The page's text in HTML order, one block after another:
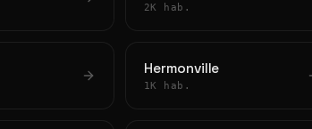
2K hab.
Hermonville
1K hab.